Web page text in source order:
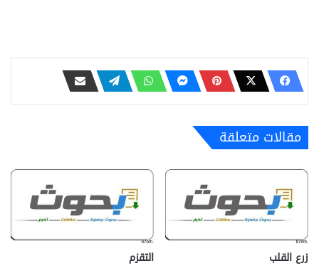
مقالات متعلقة
زرع القلب التقزم